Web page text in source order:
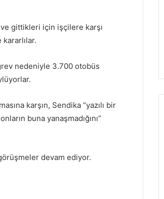
gittikleri için işçilere karşı
grev nedeniyle 3.700 otobüs
karşın, Sendika “yazılı bir
buna yanaşmadığını“
devam ediyor.